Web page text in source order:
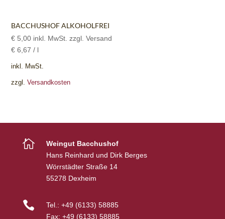
BACCHUSHOF ALKOHOLFREI
€ 5,00 inkl. MwSt. zzgl. Versand
€ 6,67 / l
inkl. MwSt.
zzgl.Versandkosten

Weingut Bacchushof
Hans Reinhard und Dirk Berges
Wörrstädter Straße 14
55278 Dexheim
 Tel.: +49 (6133) 58885
Fax: +49 (6133) 58885